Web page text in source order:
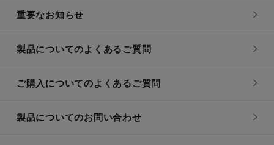
重要なお知らせ
製品についてのよくあるご質問
ご購入についてのよくあるご質問
製品についてのお問い合わせ